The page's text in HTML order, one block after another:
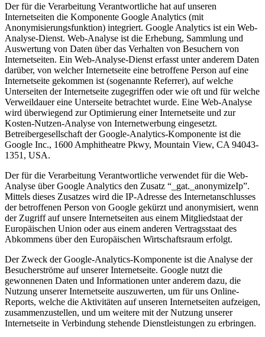
Der für die Verarbeitung Verantwortliche hat auf unseren
Internetseiten die Komponente Google Analytics (mit
Anonymisierungsfunktion) integriert. Google Analytics ist ein Web-
Analyse-Dienst. Web-Analyse ist die Erhebung, Sammlung und
Auswertung von Daten über das Verhalten von Besuchern von
Internetseiten. Ein Web-Analyse-Dienst erfasst unter anderem Daten
darüber, von welcher Internetseite eine betroffene Person auf eine
Internetseite gekommen ist (sogenannte Referrer), auf welche
Unterseiten der Internetseite zugegriffen oder wie oft und für welche
Verweildauer eine Unterseite betrachtet wurde. Eine Web-Analyse
wird überwiegend zur Optimierung einer Internetseite und zur
Kosten-Nutzen-Analyse von Internetwerbung eingesetzt.
Betreibergesellschaft der Google-Analytics-Komponente ist die
Google Inc., 1600 Amphitheatre Pkwy, Mountain View, CA 94043-
1351, USA.
Der für die Verarbeitung Verantwortliche verwendet für die Web-
Analyse über Google Analytics den Zusatz “_gat._anonymizeIp”.
Mittels dieses Zusatzes wird die IP-Adresse des Internetanschlusses
der betroffenen Person von Google gekürzt und anonymisiert, wenn
der Zugriff auf unsere Internetseiten aus einem Mitgliedstaat der
Europäischen Union oder aus einem anderen Vertragsstaat des
Abkommens über den Europäischen Wirtschaftsraum erfolgt.
Der Zweck der Google-Analytics-Komponente ist die Analyse der
Besucherströme auf unserer Internetseite. Google nutzt die
gewonnenen Daten und Informationen unter anderem dazu, die
Nutzung unserer Internetseite auszuwerten, um für uns Online-
Reports, welche die Aktivitäten auf unseren Internetseiten aufzeigen,
zusammenzustellen, und um weitere mit der Nutzung unserer
Internetseite in Verbindung stehende Dienstleistungen zu erbringen.